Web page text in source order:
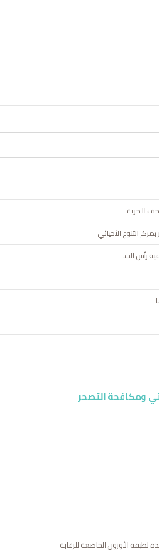
البحرية
التنوع الأحيائي
رأس الحد
ومكافحة التصحر
لطبقة الأوزون الخاضعة للرقابة